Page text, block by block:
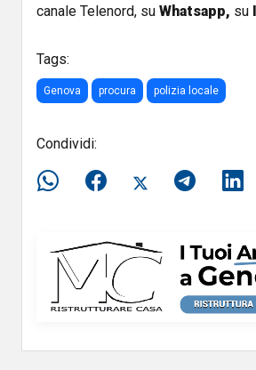
canale Telenord, su Whatsapp, su
Tags:
Genova procura polizia locale
Condividi: